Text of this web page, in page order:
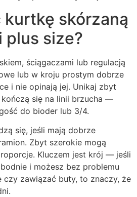
skórzaną
plus size?
ściągaczami lub regulacją
lub w kroju prostym dobrze
i nie opinają jej. Unikaj zbyt
się na linii brzucha —
do bioder lub 3/4.
się, jeśli mają dobrze
Zbyt szerokie mogą
Kluczem jest krój — jeśli
i możesz bez problemu
czy zawiązać buty, to znaczy, że